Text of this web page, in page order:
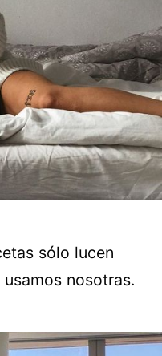
sólo lucen
nosotras.